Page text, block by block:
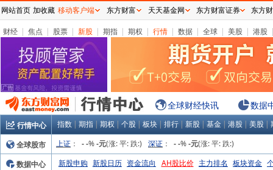
财经 | 焦点 | 股票 | 新股 | 期指 | 期权 | 行情 | 数据 | 全球 | 美股 | 港股
全球财经快讯 数据
行情中心 指数 | 期指 | 期权 | 个股 | 板块 | 排行 | 新股 | 基金 | 港股 | 美股 |
全球股市
上证 ： - -% -元(涨:平:跌:) 深证 ： - -% -元(涨:平:跌:)
数据中心
新股申购 新股日历 资金流向 AH股比价 主力排名 板块资金
网站首页 加收藏 移动客户端 东方财富 天天基金网 东方财富证券 东方